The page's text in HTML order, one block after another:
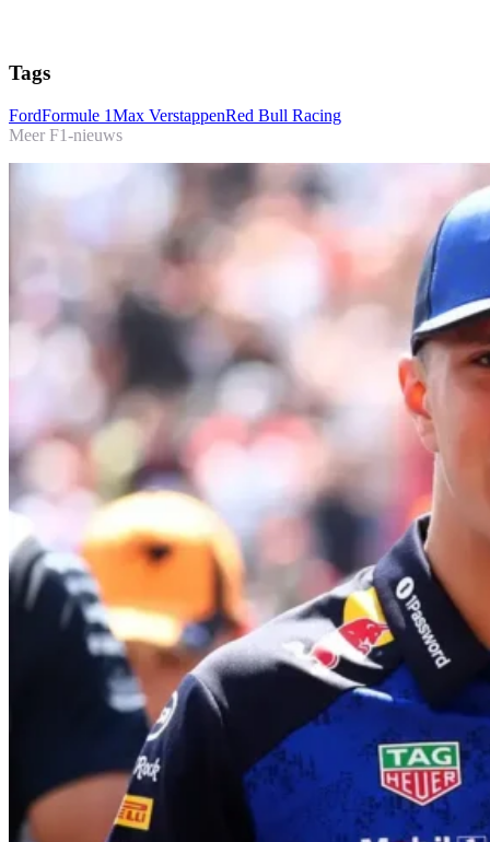
Tags
FordFormule 1Max VerstappenRed Bull Racing
Meer F1-nieuws